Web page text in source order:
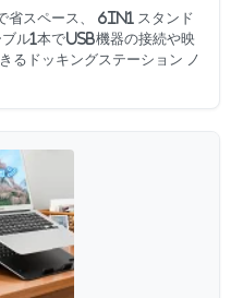
省スペース、 6in1 スタンド
ル1本でUSB機器の接続や映
るドッキングステーション ノ